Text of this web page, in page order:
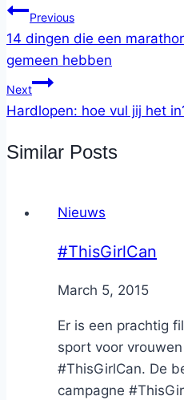
Previous
14 dingen die een
gemeen hebben
Next
Hardlopen: hoe vul jij het
Similar Posts
Nieuws
#ThisGirlCan
ByNicole
March 5, 2015
Er is een prachtig
sport voor
#ThisGirlCan. De
campagne